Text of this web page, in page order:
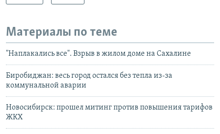
Материалы по теме
"Наплакались все". Взрыв в жилом доме на Сахалине
Биробиджан: весь город остался без тепла из-за
коммунальной аварии
Новосибирск: прошел митинг против повышения тарифов
ЖКХ